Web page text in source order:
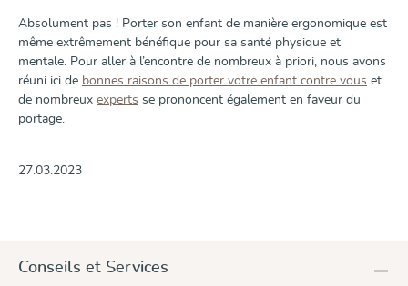
Absolument pas ! Porter son enfant de manière ergonomique est
même extrêmement bénéfique pour sa santé physique et
mentale. Pour aller à l’encontre de nombreux à priori, nous avons
réuni ici de bonnes raisons de porter votre enfant contre vous et
de nombreux experts se prononcent également en faveur du
portage.
27.03.2023
Conseils et Services